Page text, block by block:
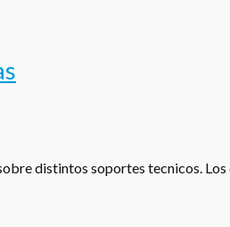
distintos soportes tecnicos.